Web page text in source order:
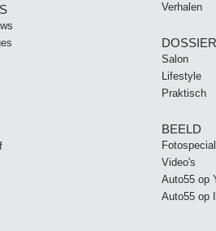
Verhalen
Salon
Lifestyle
Praktisch
BEELD
Video's
Auto55 op
Auto55 op